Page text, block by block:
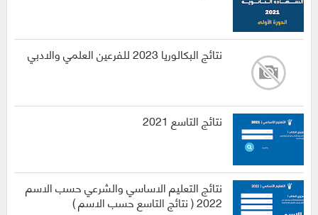
نتائج البكالوريا 2023 للفرعين العلمي والادبي
نتائج التاسع 2021
نتائج التعليم الاساسي والشرعي حسب الاسم
2022 ( نتائج التاسع حسب الاسم )